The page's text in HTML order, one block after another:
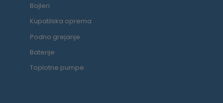
Bojleri
Kupatilska oprema
Podno grejanje
Baterije
Toplotne pumpe